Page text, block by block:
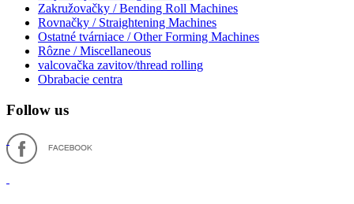
Zakružovačky / Bending Roll Machines
Rovnačky / Straightening Machines
Ostatné tvárniace / Other Forming Machines
Rôzne / Miscellaneous
valcovačka zavitov/thread rolling
Obrabacie centra
Follow us